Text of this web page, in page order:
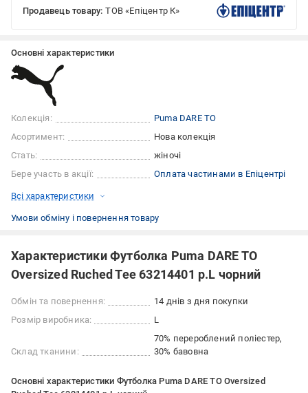
Продавець товару: ТОВ «Епіцентр К»
Основні характеристики
Колекція:
Puma DARE TO
Асортимент:
Нова колекція
Стать:
жіночі
Бере участь в акції:
Оплата частинами в Епіцентрі
Всі характеристики
Умови обміну і повернення товару
Характеристики Футболка Puma DARE TO
Oversized Ruched Tee 63214401 р.L чорний
Обмін та повернення:
14 днів з дня покупки
Розмір виробника:
L
Склад тканини:
70% перероблений поліестер,
30% бавовна
Основні характеристики Футболка Puma DARE TO Oversized